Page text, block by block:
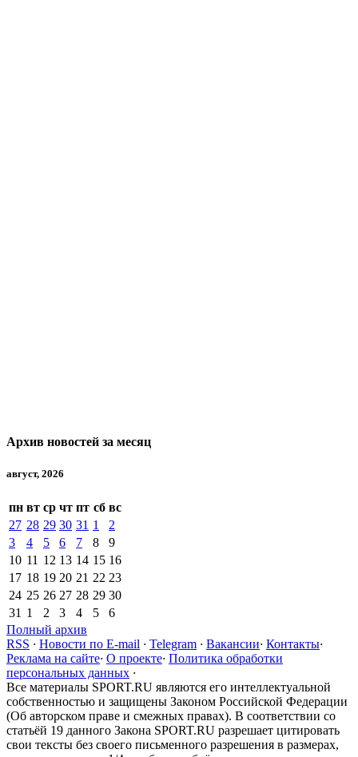
Архив новостей за месяц
август, 2026
пн вт ср чт пт сб вс
27 28 29 30 31 1
2
3
4 5 6 7 8
9
10 11 12 13 14 15 16
17 18 19 20 21 22 23
24 25 26 27 28 29 30
31 1 2 3 4 5
6
Полный архив
RSS · Новости по E-mail · Telegram · Вакансии· Контакты·
Реклама на сайте· О проекте· Политика обработки
персональных данных ·
Все материалы SPORT.RU являются его интеллектуальной
собственностью и защищены Законом Российской Федерации
(Об авторском праве и смежных правах). В соответствии со
статьёй 19 данного Закона SPORT.RU разрешает цитировать
свои тексты без своего письменного разрешения в размерах,